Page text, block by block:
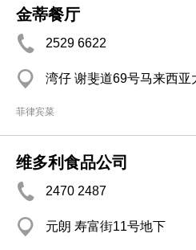
金蒂餐厅
2529 6622
湾仔 谢斐道69号马来西亚
菲律宾菜
维多利食品公司
2470 2487
元朗 寿富街11号地下